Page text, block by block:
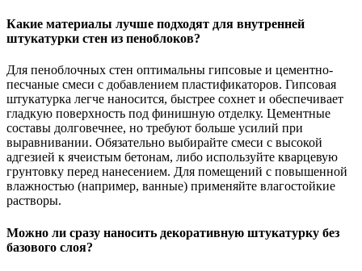
Какие материалы лучше подходят для внутренней
штукатурки стен из пеноблоков?
Для пеноблочных стен оптимальны гипсовые и цементно-
песчаные смеси с добавлением пластификаторов. Гипсовая
штукатурка легче наносится, быстрее сохнет и обеспечивает
гладкую поверхность под финишную отделку. Цементные
составы долговечнее, но требуют больше усилий при
выравнивании. Обязательно выбирайте смеси с высокой
адгезией к ячеистым бетонам, либо используйте кварцевую
грунтовку перед нанесением. Для помещений с повышенной
влажностью (например, ванные) применяйте влагостойкие
растворы.
Можно ли сразу наносить декоративную штукатурку без
базового слоя?